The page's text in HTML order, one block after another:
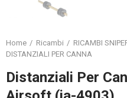
Home Ricambi
RICAMBI
DISTANZIALI PER CANNA
Distanziali Per